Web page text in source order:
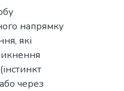
напрямку
які
через